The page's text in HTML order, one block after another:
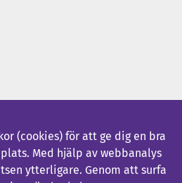
(cookies) för att ge dig en bra
Med hjälp av webbanalys
ytterligare. Genom att surfa